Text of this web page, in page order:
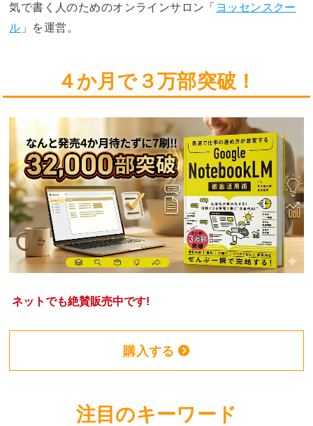
気で書く人のためのオンラインサロン「 ヨッセンスクー
ル 」を運営。
４か月で３万部突破！
ネットでも絶賛販売中です!
購入する
注目のキーワード